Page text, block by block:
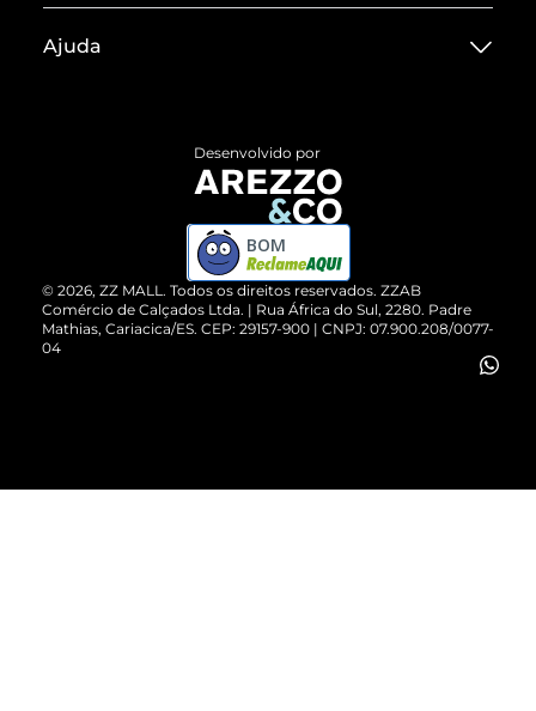
Termos de Uso
ZZ MALL é confiável
Cartão Presente
Vendas Corporativas
Ajuda
Devolução do Produto
Compre pelo WhatsApp
© 2026, ZZ MALL. Todos os direitos reservados. ZZAB
Comércio de Calçados Ltda. | Rua África do Sul, 2280. Padre
Mathias, Cariacica/ES. CEP: 29157-900 | CNPJ: 07.900.208/0077-
04
Desenvolvido por
BOM